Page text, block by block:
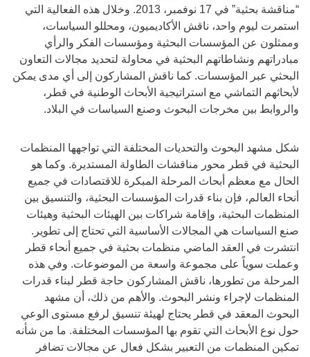
“مناقشة بحثية” في 17 نوفمبر، 2013. وخلال هذه الفعالية التي
استمرت ليوم واحد، ناقش الأكاديميون، ومحللو السياسات،
وممثلون عن المؤسسات البحثية ومؤسسات الفكر والرأي
مبادراتهم ونشاطاتهم البحثية في محاولة لتحديد مجالات التعاون
البحثي عبر المؤسسات. كما ناقش المشاركون إلى أي مدى يمكن
لأبحاثهم التماشي مع استراتيجية الأبحاث الوطنية في قطر،
والروابط بين مخرجات البحوث وصنع السياسات في البلاد.
شكل مشهد البحوث والتحديات المختلفة التي تواجهها المنظمات
البحثية في قطر محور مناقشات الطاولة المستديرة. وكما هو
الحال مع معظم أبحاث المرحلة المبكرة للاقتصادات في جميع
أنحاء العالم، فإن بناء قدرات المؤسسات البحثية، والتنسيق بين
المنظمات البحثية، وإقامة شراكات بين الهيئات البحثية وهيئات
صنع السياسات هي المجالات الأساسية التي تحتاج إلى تطوير.
انتشرت في العقد الماضي منظمات بحثية في جميع أنحاء قطر
وعملت سوياً على مجموعة واسعة من الموضوعات. وفي هذه
المرحلة من تطورها، ناقش المشاركون حاجة قطر لبناء قدرات
المنظمات لإجراء ونشر البحوث. والأهم من ذلك، أن مشهد
البحوث المعقد في قطر يحتاج لهيئة تنسيق لرفع مستوى الوعي
حول نوع الأبحاث التي تقوم بها المؤسسات المختلفة. ما من شأنه
تمكين المنظمات من التعبير بشكل فعال عن مجالات تضافر